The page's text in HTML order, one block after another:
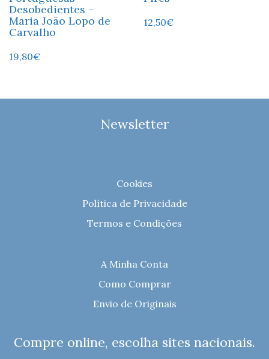
Desobedientes –
Maria João Lopo de
Carvalho
19,80€
12,50€
Newsletter
Cookies
Política de Privacidade
Termos e Condições
A Minha Conta
Como Comprar
Envio de Originais
Compre online, escolha sites nacionais.